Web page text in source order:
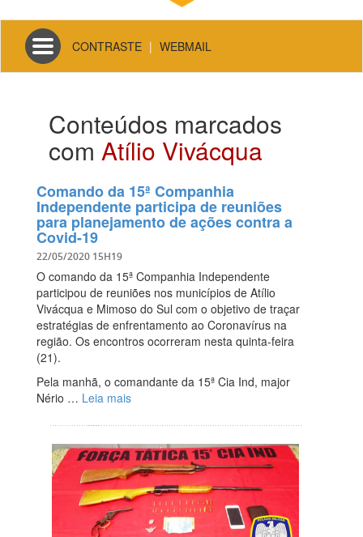
Toggle
navigation
CONTRASTE | WEBMAIL
Conteúdos marcados
com Atílio Vivácqua
Comando da 15ª Companhia
Independente participa de reuniões
para planejamento de ações contra a
Covid-19
22/05/2020 15H19
O comando da 15ª Companhia Independente
participou de reuniões nos municípios de Atílio
Vivácqua e Mimoso do Sul com o objetivo de traçar
estratégias de enfrentamento ao Coronavírus na
região. Os encontros ocorreram nesta quinta-feira
(21).
Pela manhã, o comandante da 15ª Cia Ind, major
Nério … Leia mais